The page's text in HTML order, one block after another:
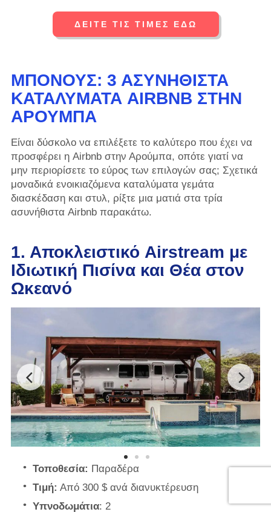
ΔΕΙΤΕ ΤΙΣ ΤΙΜΕΣ ΕΔΩ
ΜΠΌΝΟΥΣ: 3 ΑΣΥΝΉΘΙΣΤΑ
ΚΑΤΑΛΎΜΑΤΑ AIRBNB ΣΤΗΝ
ΑΡΟΎΜΠΑ
Είναι δύσκολο να επιλέξετε το καλύτερο που έχει να
προσφέρει η Airbnb στην Αρούμπα, οπότε γιατί να
μην περιορίσετε το εύρος των επιλογών σας; Σχετικά
μοναδικά ενοικιαζόμενα καταλύματα γεμάτα
διασκέδαση και στυλ, ρίξτε μια ματιά στα τρία
ασυνήθιστα Airbnb παρακάτω.
1. Αποκλειστικό Airstream με
Ιδιωτική Πισίνα και Θέα στον
Ωκεανό
Τοποθεσία: Παραδέρα
Τιμή: Από 300 $ ανά διανυκτέρευση
Υπνοδωμάτια: 2